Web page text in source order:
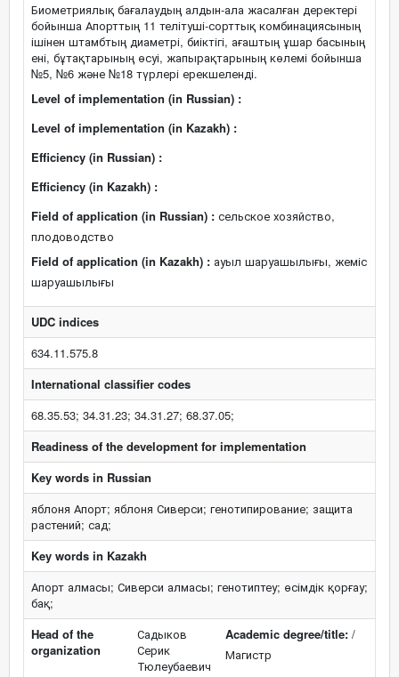
Биометриялық бағалаудың алдын-ала жасалған деректері
бойынша Апорттың 11 телітуші-сорттық комбинациясының
ішінен штамбтың диаметрі, биіктігі, ағаштың ұшар басының
ені, бұтақтарының өсуі, жапырақтарының көлемі бойынша
№5, №6 және №18 түрлері ерекшеленді.
Level of implementation (in Russian) :
Level of implementation (in Kazakh) :
Efficiency (in Russian) :
Efficiency (in Kazakh) :
Field of application (in Russian) : сельское хозяйство,
плодоводство
Field of application (in Kazakh) : ауыл шаруашылығы, жеміс
шаруашылығы
UDC indices
634.11.575.8
International classifier codes
68.35.53; 34.31.23; 34.31.27; 68.37.05;
Readiness of the development for implementation
Key words in Russian
яблоня Апорт; яблоня Сиверси; генотипирование; защита
растений; сад;
Key words in Kazakh
Апорт алмасы; Сиверси алмасы; генотиптеу; өсімдік қорғау;
бақ;
Head of the
organization
Садыков
Серик
Тюлеубаевич
Academic degree/title: /
Магистр